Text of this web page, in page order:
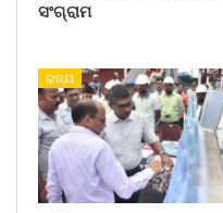
ସଂଗ୍ରାମ
ରାଜ୍ୟ